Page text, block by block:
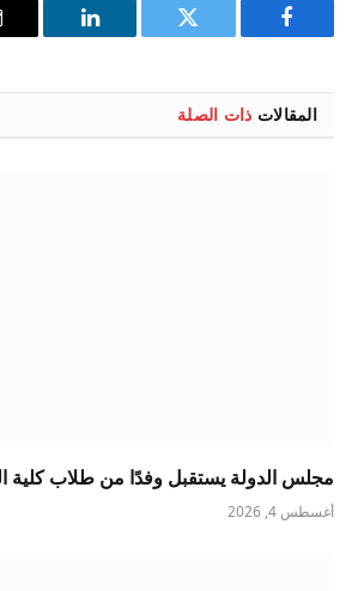
فيسبوك تويتر لينكدإن
المقالات ذات الصلة
مجلس الدولة يستقبل وفدًا من طلاب كلية
أغسطس 4, 2026